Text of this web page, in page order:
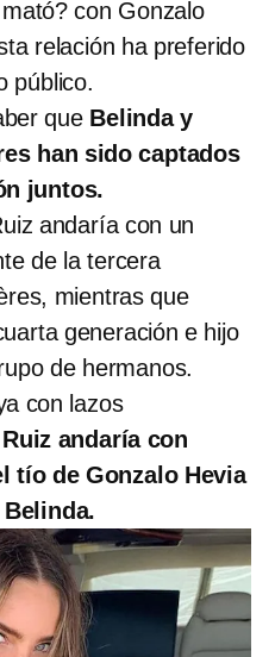
con Gonzalo
relación ha preferido
público.
que Belinda y
han sido captados
juntos.
andaría con un
de la tercera
mientras que
generación e hijo
de hermanos.
con lazos
andaría con
tío de Gonzalo Hevia